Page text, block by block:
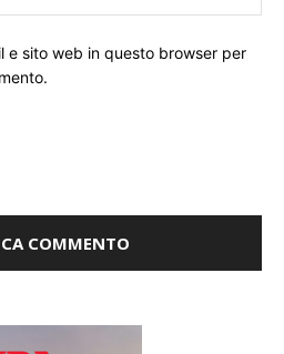
e sito web in questo browser per